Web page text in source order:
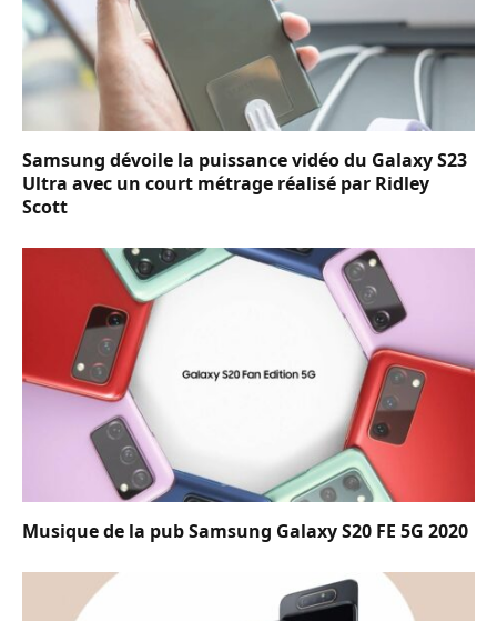
Samsung dévoile la puissance vidéo du Galaxy S23
Ultra avec un court métrage réalisé par Ridley
Scott
Musique de la pub Samsung Galaxy S20 FE 5G 2020